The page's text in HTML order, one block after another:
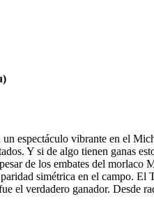
espectáculo vibrante en el
Y si de algo tienen ganas
de los embates del morlaco
simétrica en el campo.
el verdadero ganador. Desde